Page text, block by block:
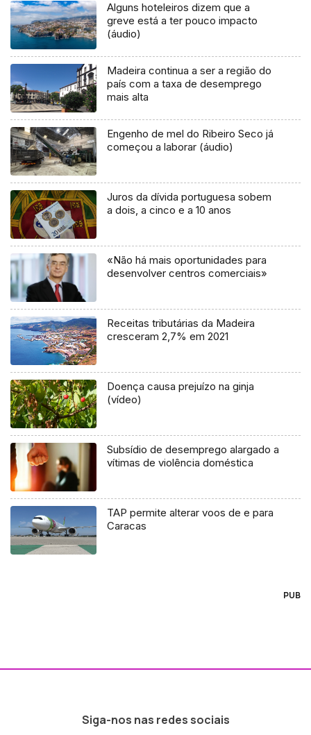
Alguns hoteleiros dizem que a
greve está a ter pouco impacto
(áudio)
Madeira continua a ser a região do
país com a taxa de desemprego
mais alta
Engenho de mel do Ribeiro Seco já
começou a laborar (áudio)
Juros da dívida portuguesa sobem
a dois, a cinco e a 10 anos
«Não há mais oportunidades para
desenvolver centros comerciais»
Receitas tributárias da Madeira
cresceram 2,7% em 2021
Doença causa prejuízo na ginja
(vídeo)
Subsídio de desemprego alargado a
vítimas de violência doméstica
TAP permite alterar voos de e para
Caracas
PUB
Siga-nos nas redes sociais